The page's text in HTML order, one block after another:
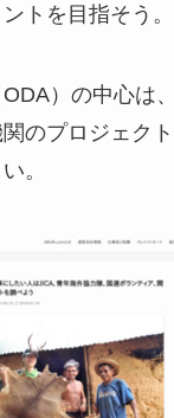
トを目指そう。
）の中心は
のプロジェク
。